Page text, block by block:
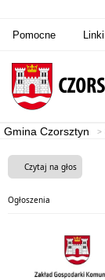
Pomocne Linki
Gmina Czorsztyn
Czytaj na głos
Ogłoszenia